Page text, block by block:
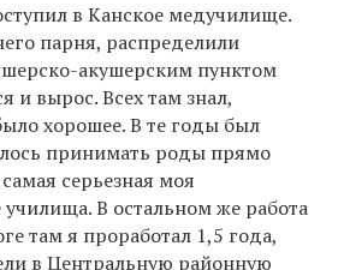
в Канское медучилище.
парня, распределили
акушерским пунктом
и вырос. Всех там знал,
хорошее. В те годы был
принимать роды прямо
серьезная моя
В остальном же работа
там я проработал 1,5 года,
в Центральную районную